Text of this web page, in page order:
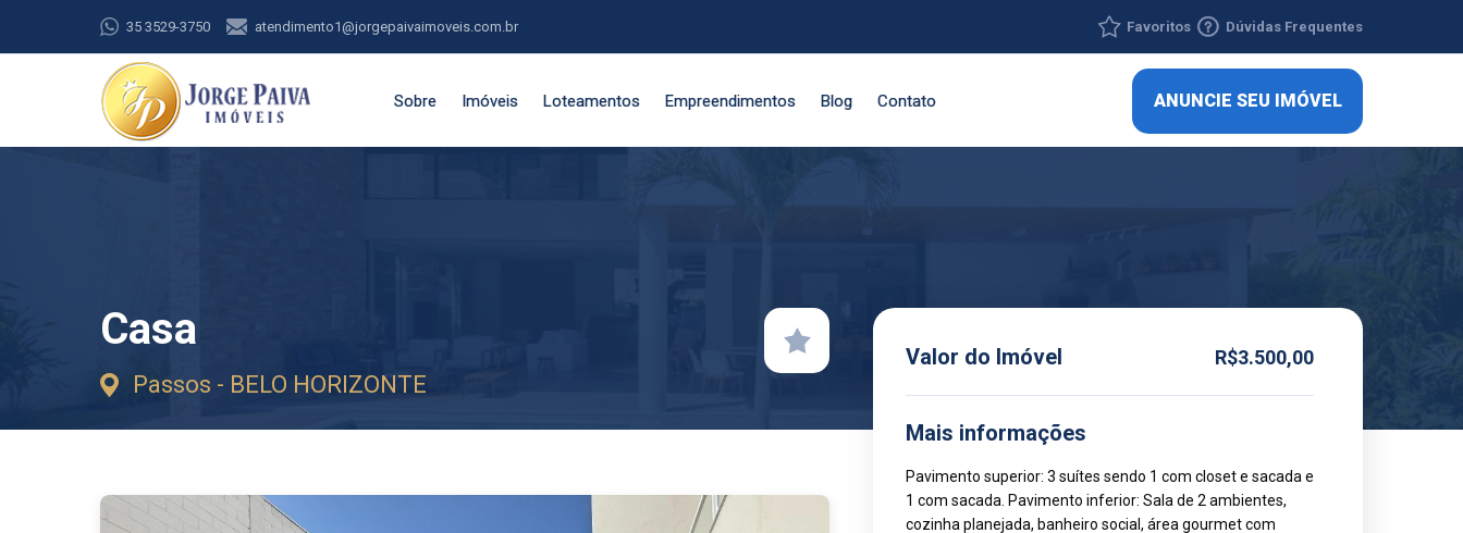
35 3529-3750 atendimento1@jorgepaivaimoveis.com.br Favoritos Dúvidas Frequentes
Sobre Imóveis Loteamentos Empreendimentos Blog Contato ANUNCIE SEU IMÓVEL
Casa
Passos - BELO HORIZONTE
Valor do Imóvel R$3.500,00
Mais informações
Pavimento superior: 3 suítes sendo 1 com closet e sacada e
1 com sacada. Pavimento inferior: Sala de 2 ambientes,
cozinha planejada, banheiro social, área gourmet com